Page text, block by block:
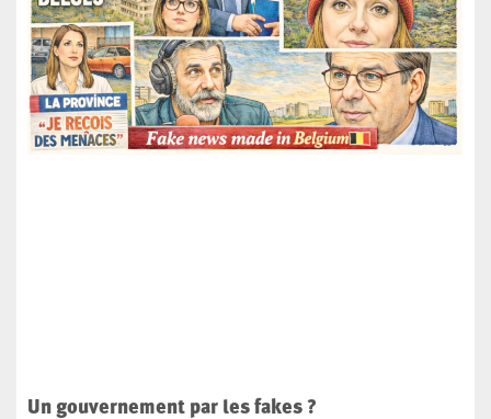
Un gouvernement par les fakes ?